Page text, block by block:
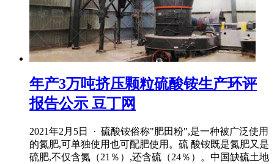
年产3万吨挤压颗粒硫酸铵生产环评
报告公示 豆丁网
2021年2月5日 · 硫酸铵俗称"肥田粉",是一种被广泛使用
的氮肥,可单独使用也可配肥使用。硫 酸铵既是氮肥又是
硫肥,不仅含氮（21％）,还含硫（24％）。中国缺硫土地